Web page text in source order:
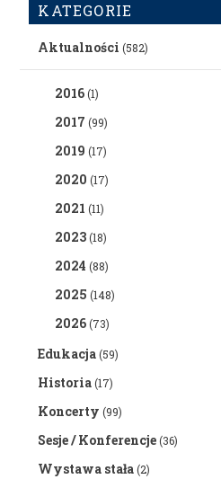
KATEGORIE
Aktualności (582)
2016(1)
2017 (99)
2019 (17)
2020 (17)
2021 (11)
2023(18)
2024 (88)
2025 (148)
2026(73)
Edukacja(59)
Historia(17)
Koncerty (99)
Sesje / Konferencje(36)
Wystawa stała(2)